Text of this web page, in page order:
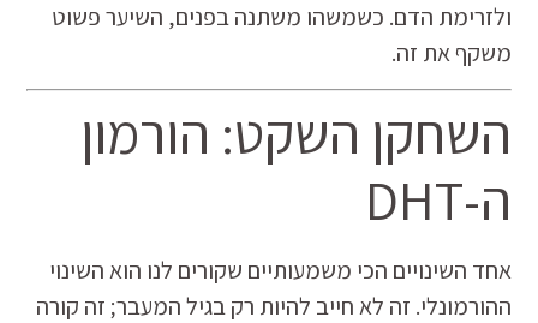
ולזרימת הדם. כשמשהו משתנה בפנים, השיער פשוט
משקף את זה.
השחקן השקט: הורמון
ה-DHT
אחד השינויים הכי משמעותיים שקורים לנו הוא השינוי
ההורמונלי. זה לא חייב להיות רק בגיל המעבר; זה קורה